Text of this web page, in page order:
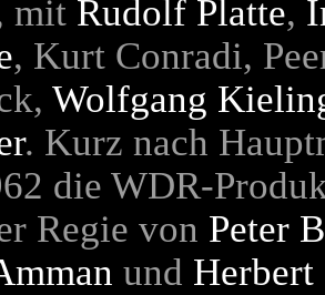
mit Rudolf Platte,
, Kurt Conradi,
Wolfgang
. Kurz nach
die WDR-
Regie von Peter
und Herbert